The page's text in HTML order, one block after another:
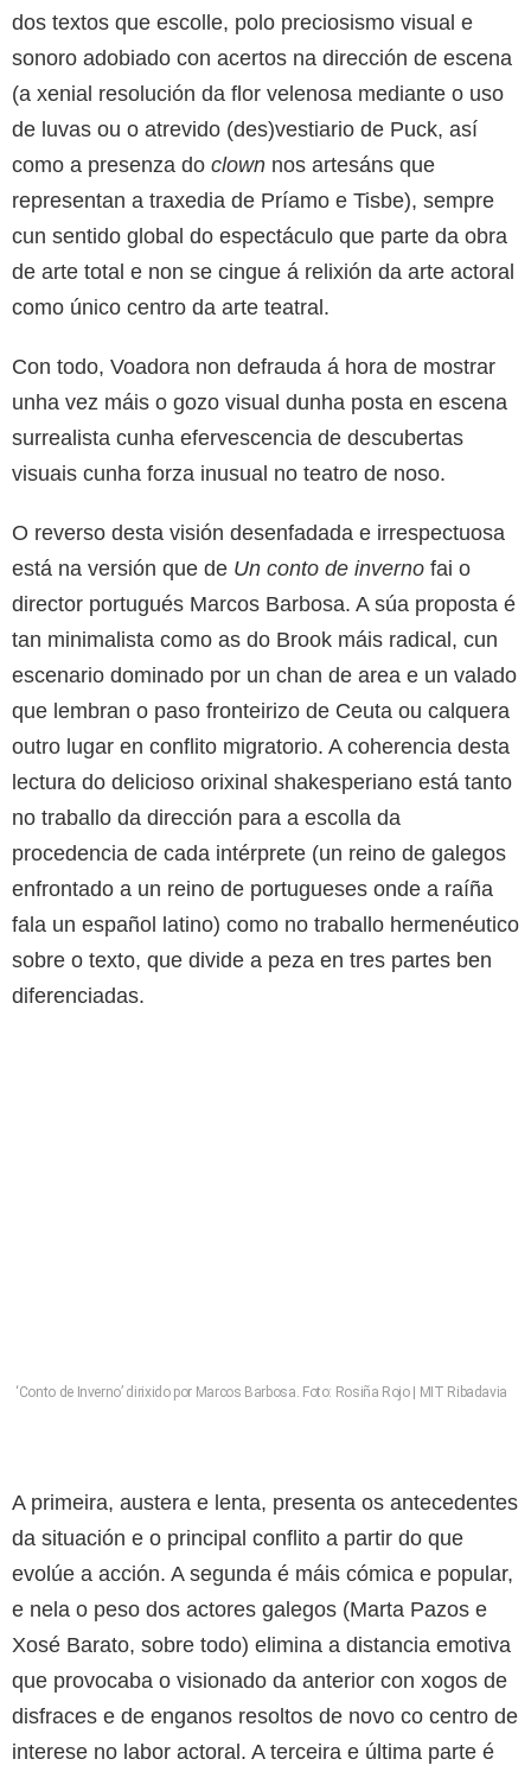
dos textos que escolle, polo preciosismo visual e
sonoro adobiado con acertos na dirección de escena
(a xenial resolución da flor velenosa mediante o uso
de luvas ou o atrevido (des)vestiario de Puck, así
como a presenza do clown nos artesáns que
representan a traxedia de Príamo e Tisbe), sempre
cun sentido global do espectáculo que parte da obra
de arte total e non se cingue á relixión da arte actoral
como único centro da arte teatral.
Con todo, Voadora non defrauda á hora de mostrar
unha vez máis o gozo visual dunha posta en escena
surrealista cunha efervescencia de descubertas
visuais cunha forza inusual no teatro de noso.
O reverso desta visión desenfadada e irrespectuosa
está na versión que de Un conto de inverno fai o
director portugués Marcos Barbosa. A súa proposta é
tan minimalista como as do Brook máis radical, cun
escenario dominado por un chan de area e un valado
que lembran o paso fronteirizo de Ceuta ou calquera
outro lugar en conflito migratorio. A coherencia desta
lectura do delicioso orixinal shakesperiano está tanto
no traballo da dirección para a escolla da
procedencia de cada intérprete (un reino de galegos
enfrontado a un reino de portugueses onde a raíña
fala un español latino) como no traballo hermenéutico
sobre o texto, que divide a peza en tres partes ben
diferenciadas.
‘Conto de Inverno’ dirixido por Marcos Barbosa. Foto: Rosiña Rojo | MIT Ribadavia
A primeira, austera e lenta, presenta os antecedentes
da situación e o principal conflito a partir do que
evolúe a acción. A segunda é máis cómica e popular,
e nela o peso dos actores galegos (Marta Pazos e
Xosé Barato, sobre todo) elimina a distancia emotiva
que provocaba o visionado da anterior con xogos de
disfraces e de enganos resoltos de novo co centro de
interese no labor actoral. A terceira e última parte é